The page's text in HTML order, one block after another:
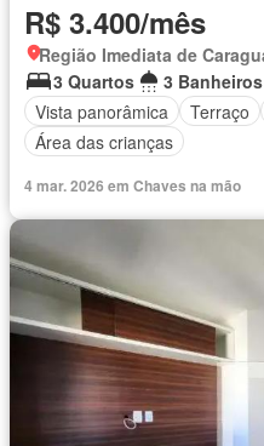
R$ 3.400/mês
3 Quartos
3 Banheiros
Vista panorâmica
Terraço
Área das crianças
4 mar. 2026 em Chaves na mão